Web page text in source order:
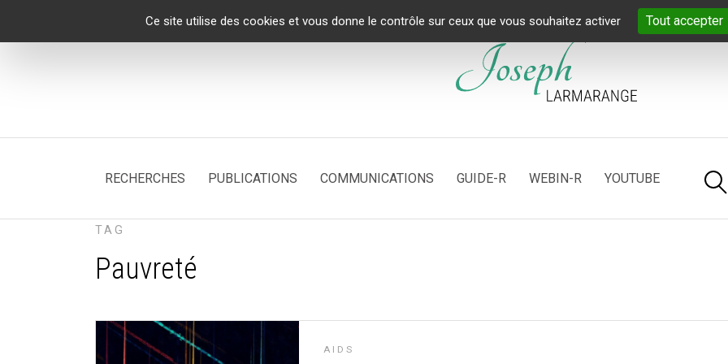
Ce site utilise des cookies et vous donne le contrôle sur ceux que vous souhaitez activer Tout accepter
RECHERCHES PUBLICATIONS COMMUNICATIONS GUIDE-R WEBIN-R YOUTUBE
TAG
Pauvreté
AIDS